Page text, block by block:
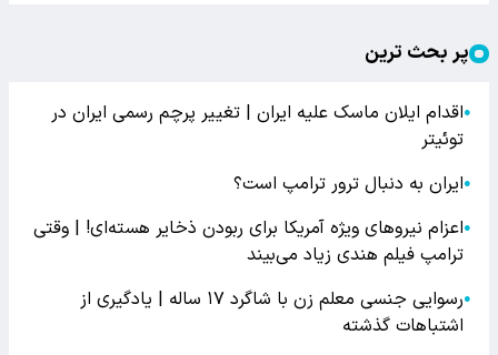
پر بحث ترین
●اقدام ایلان ماسک علیه ایران | تغییر پرچم رسمی ایران در
توئیتر
●ایران به دنبال ترور ترامپ است؟
●اعزام نیروهای ویژه آمریکا برای ربودن ذخایر هسته‌ای! | وقتی
ترامپ فیلم هندی زیاد می‌بیند
●
رسوایی جنسی معلم زن با شاگرد ۱۷ ساله | یادگیری از
اشتباهات گذشته